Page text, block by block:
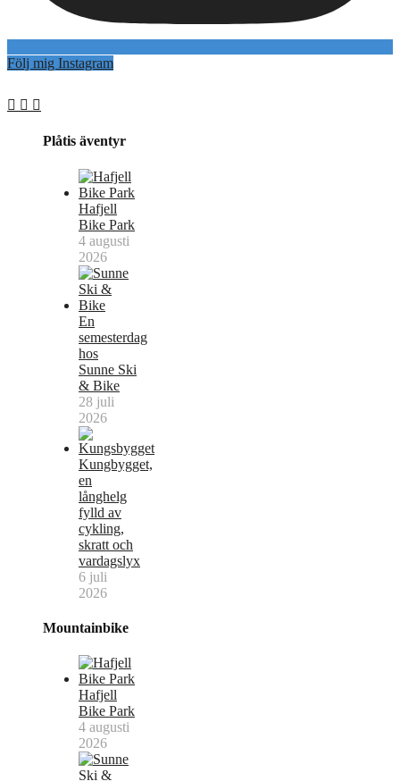
Följ mig Instagram
Plåtis äventyr
Hafjell
Bike Park
4 augusti
2026
En
semesterdag
hos
Sunne Ski
& Bike
28 juli
2026
Kungbygget,
en
långhelg
fylld av
cykling,
skratt och
vardagslyx
6 juli
2026
Mountainbike
Hafjell
Bike Park
4 augusti
2026